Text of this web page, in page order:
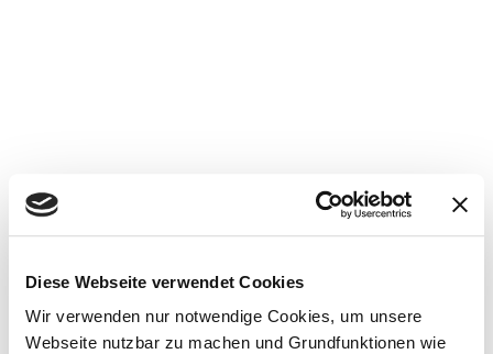
Diese Webseite verwendet Cookies
Wir verwenden nur notwendige Cookies, um unsere
Webseite nutzbar zu machen und Grundfunktionen wie